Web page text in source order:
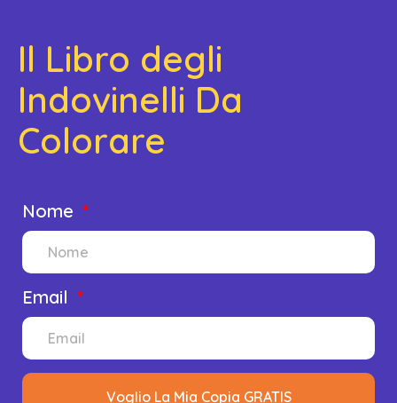
Il Libro degli
Indovinelli Da
Colorare
Nome
Email
Voglio La Mia Copia GRATIS